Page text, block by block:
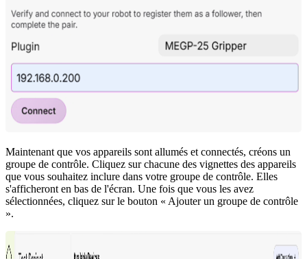
Maintenant que vos appareils sont allumés et connectés, créons un
groupe de contrôle. Cliquez sur chacune des vignettes des appareils
que vous souhaitez inclure dans votre groupe de contrôle. Elles
s'afficheront en bas de l'écran. Une fois que vous les avez
sélectionnées, cliquez sur le bouton « Ajouter un groupe de contrôle
».